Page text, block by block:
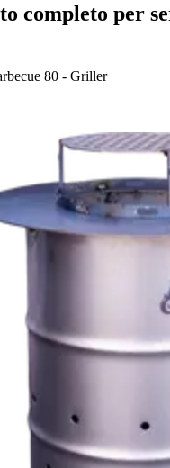
completo per
80 - Griller